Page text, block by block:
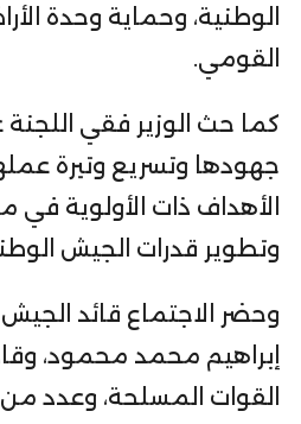
الوطنية، وحماية وحدة
القومي.
كما حث الوزير فقي
جهودها وتسريع وتيرة
الأهداف ذات الأولوية في
وتطوير قدرات الجيش
وحضر الاجتماع قائد الجيش
إبراهيم محمد محمود،
القوات المسلحة، وعدد من